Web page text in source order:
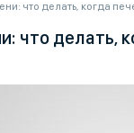
что делать, когда
что делать,